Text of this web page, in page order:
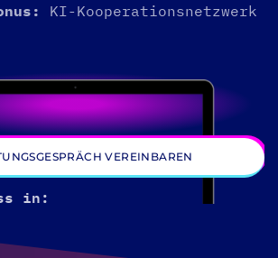
KI-Kooperationsnetzwerk
VEREINBAREN
in: